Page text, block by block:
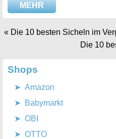
MEHR
« Die 10 besten Sicheln im
Die 10
Shops
Amazon
Babymarkt
OBI
OTTO